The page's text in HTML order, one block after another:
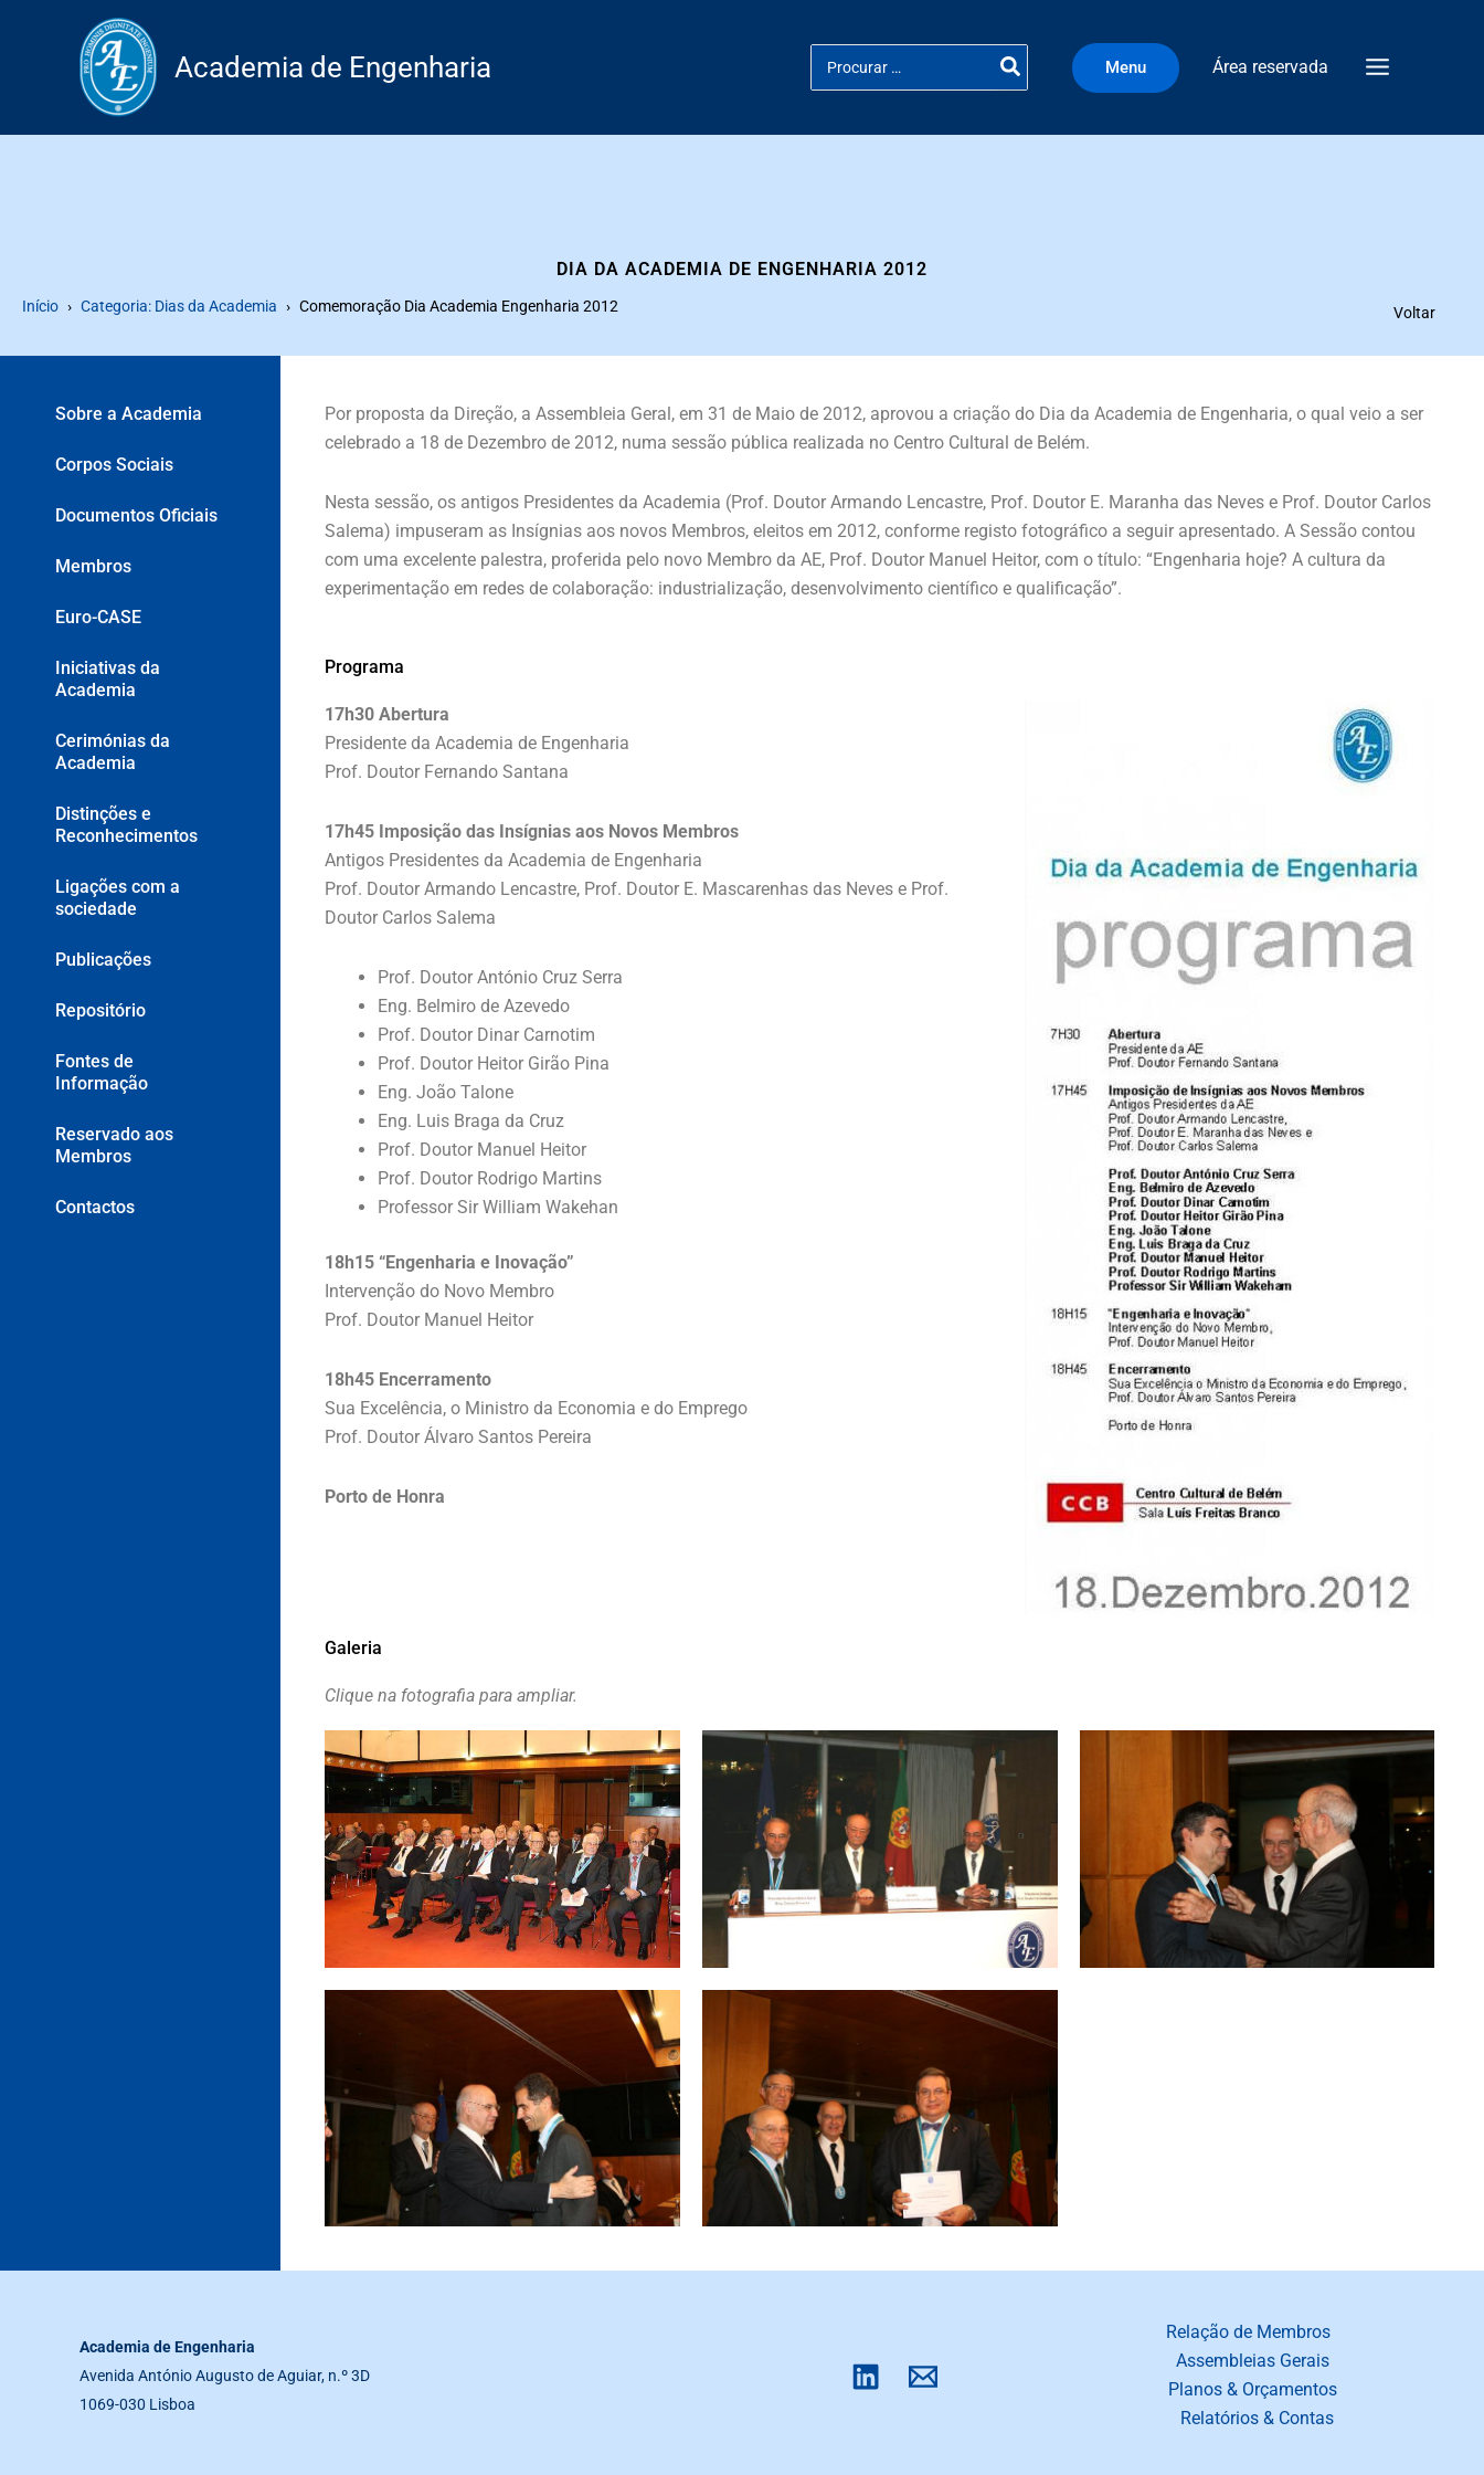
Academia de Engenharia
for:
Menu Área reservada
DIA DA ACADEMIA DE ENGENHARIA 2012
Início Categoria: Dias da Academia Comemoração Dia Academia Engenharia 2012 Voltar
Sobre a Academia
Corpos Sociais
Documentos Oficiais
Membros
Euro-CASE
Iniciativas da
Academia
Cerimónias da
Academia
Distinções e
Reconhecimentos
Ligações com a
sociedade
Publicações
Repositório
Fontes de
Informação
Reservado aos
Membros
Contactos
Por proposta da Direção, a Assembleia Geral, em 31 de Maio de 2012, aprovou a criação do Dia da Academia de Engenharia, o qual veio a ser
celebrado a 18 de Dezembro de 2012, numa sessão pública realizada no Centro Cultural de Belém.
Nesta sessão, os antigos Presidentes da Academia (Prof. Doutor Armando Lencastre, Prof. Doutor E. Maranha das Neves e Prof. Doutor Carlos
Salema) impuseram as Insígnias aos novos Membros, eleitos em 2012, conforme registo fotográfico a seguir apresentado. A Sessão contou
com uma excelente palestra, proferida pelo novo Membro da AE, Prof. Doutor Manuel Heitor, com o título: “Engenharia hoje? A cultura da
experimentação em redes de colaboração: industrialização, desenvolvimento científico e qualificação”.
Programa
17h30 Abertura
Presidente da Academia de Engenharia
Prof. Doutor Fernando Santana
17h45 Imposição das Insígnias aos Novos Membros
Antigos Presidentes da Academia de Engenharia
Prof. Doutor Armando Lencastre, Prof. Doutor E. Mascarenhas das Neves e Prof.
Doutor Carlos Salema
Prof. Doutor António Cruz Serra
Eng. Belmiro de Azevedo
Prof. Doutor Dinar Carnotim
Prof. Doutor Heitor Girão Pina
Eng. João Talone
Eng. Luis Braga da Cruz
Prof. Doutor Manuel Heitor
Prof. Doutor Rodrigo Martins
Professor Sir William Wakehan
18h15 “Engenharia e Inovação”
Intervenção do Novo Membro
Prof. Doutor Manuel Heitor
18h45 Encerramento
Sua Excelência, o Ministro da Economia e do Emprego
Prof. Doutor Álvaro Santos Pereira
Porto de Honra
Galeria
Clique na fotografia para ampliar.
Academia de Engenharia
Avenida António Augusto de Aguiar, n.º 3D
1069-030 Lisboa
Relação de Membros
Assembleias Gerais
Planos & Orçamentos
Relatórios & Contas